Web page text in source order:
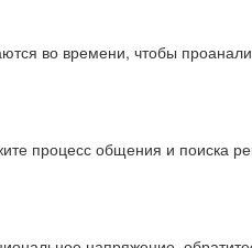
во времени, чтобы
процесс общения и поиска